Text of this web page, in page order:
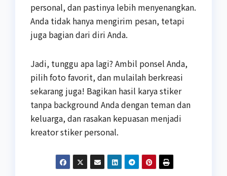
personal, dan pastinya lebih menyenangkan.
Anda tidak hanya mengirim pesan, tetapi
juga bagian dari diri Anda.
Jadi, tunggu apa lagi? Ambil ponsel Anda,
pilih foto favorit, dan mulailah berkreasi
sekarang juga! Bagikan hasil karya stiker
tanpa background Anda dengan teman dan
keluarga, dan rasakan kepuasan menjadi
kreator stiker personal.